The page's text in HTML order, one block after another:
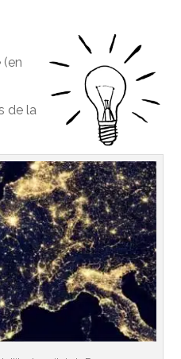
de la